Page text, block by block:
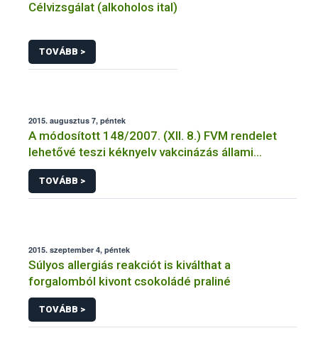
Célvizsgálat (alkoholos ital)
TOVÁBB >
2015. augusztus 7, péntek
A módosított 148/2007. (XII. 8.) FVM rendelet
lehetővé teszi kéknyelv vakcinázás állami
támogatását
TOVÁBB >
2015. szeptember 4, péntek
Súlyos allergiás reakciót is kiválthat a
forgalomból kivont csokoládé praliné
TOVÁBB >